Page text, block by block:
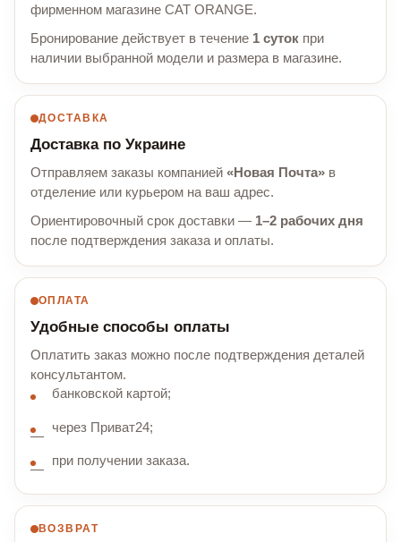
фирменном магазине CAT ORANGE.
Бронирование действует в течение 1 суток при
наличии выбранной модели и размера в магазине.
ДОСТАВКА
Доставка по Украине
Отправляем заказы компанией «Новая Почта» в
отделение или курьером на ваш адрес.
Ориентировочный срок доставки — 1–2 рабочих дня
после подтверждения заказа и оплаты.
ОПЛАТА
Удобные способы оплаты
Оплатить заказ можно после подтверждения деталей
консультантом.
банковской картой;
через Приват24;
при получении заказа.
ВОЗВРАТ